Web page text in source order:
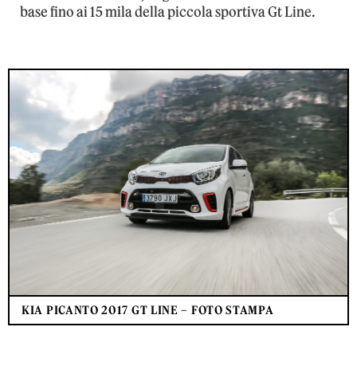
base fino ai 15 mila della piccola sportiva Gt Line.
KIA PICANTO 2017 GT LINE – FOTO STAMPA